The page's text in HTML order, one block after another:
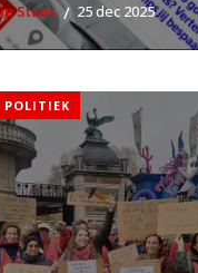
Staes 25 dec 2025
POLITIEK